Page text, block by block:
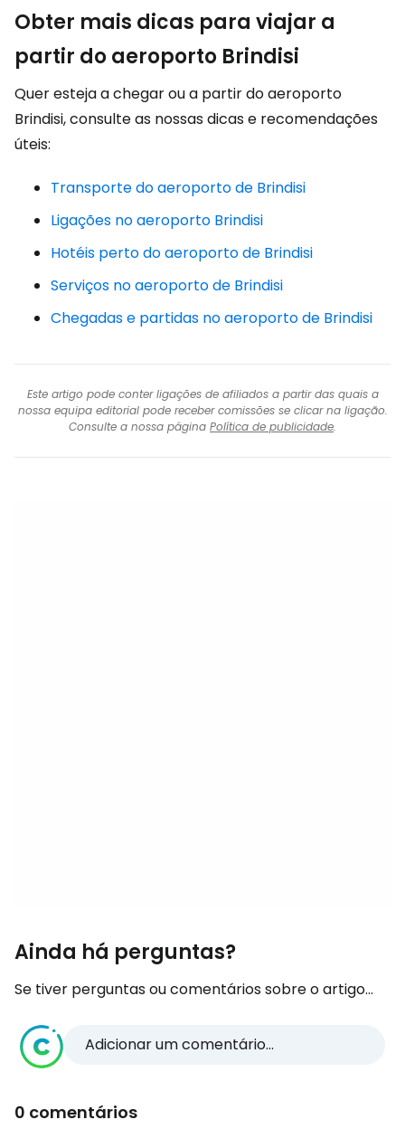
Obter mais dicas para viajar a
partir do aeroporto Brindisi
Quer esteja a chegar ou a partir do aeroporto
Brindisi, consulte as nossas dicas e recomendações
úteis:
Transporte do aeroporto de Brindisi
Ligações no aeroporto Brindisi
Hotéis perto do aeroporto de Brindisi
Serviços no aeroporto de Brindisi
Chegadas e partidas no aeroporto de Brindisi
Este artigo pode conter ligações de afiliados a partir das quais a
nossa equipa editorial pode receber comissões se clicar na ligação.
Consulte a nossa página Política de publicidade.
Ainda há perguntas?
Se tiver perguntas ou comentários sobre o artigo...
Adicionar um comentário...
0 comentários